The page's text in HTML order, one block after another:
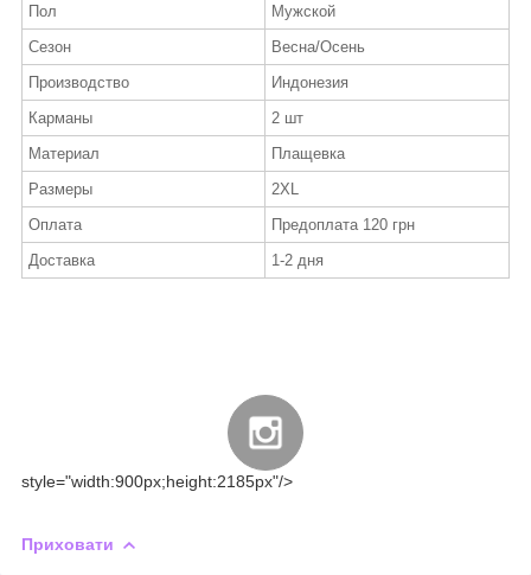
Пол
Мужской
Сезон
Весна/Осень
Производство
Индонезия
Карманы
2 шт
Материал
Плащевка
Размеры
2XL
Оплата
Предоплата 120 грн
Доставка
1-2 дня
style="width:900px;height:2185px"/>
Приховати